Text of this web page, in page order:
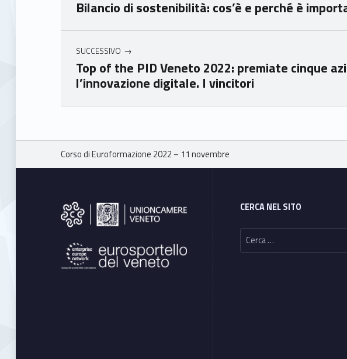
e
e
e
Bilancio di sostenibilità: cos’è e perché è
SUCCESSIVO
Top of the PID Veneto 2022: premiate cinque
l’innovazione digitale. I vincitori
Skip back to main navigation
Breadcrumbs navigation
Corso di Euroformazione 2022 – 11 novembre
Footer sidebar
CERCA NEL SITO
Ricerca per: